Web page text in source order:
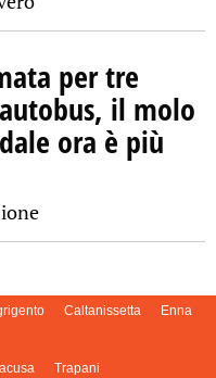
per tre
il molo
ora è più
Caltanissetta Enna
Trapani